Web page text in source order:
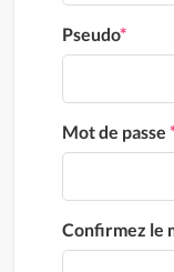
Pseudo*
Mot de passe
Confirmez le